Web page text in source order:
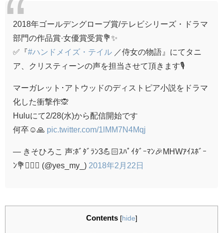
2018年ゴールデングローブ賞/テレビシリーズ・ドラマ
部門の作品賞·女優賞受賞💐✨
✅『#ハンドメイズ・テイル ／侍女の物語』にてタニ
ア、クリスティーンの声を担当させて頂きます🎙
マーガレット･アトウッドのディストピア小説をドラマ
化した衝撃作🙊
Huluにて2/28(水)から配信開始です
何卒☺️🙏 pic.twitter.com/1lMM7N4Mqj
— きそひろこ 声:ﾎﾞﾀﾞﾗﾝ3💪🏻ｽﾊﾟｲﾀﾞｰﾏﾝ🎉MHWｱｲｽﾎﾞｰ
ﾝ💐🧛🏻‍♀️ (@yes_my_) 2018年2月22日
Contents [hide]